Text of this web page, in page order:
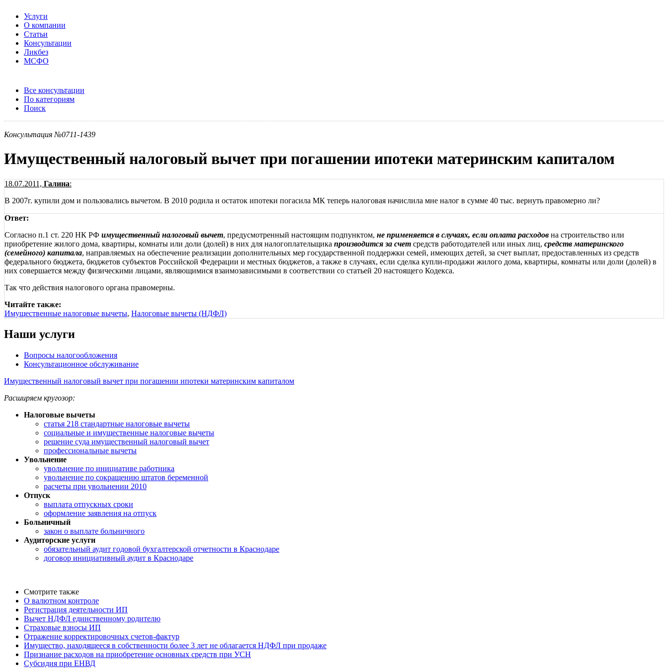
Услуги
О компании
Статьи
Консультации
Ликбез
МСФО
Все консультации
По категориям
Поиск
Консультация №0711-1439
Имущественный налоговый вычет при погашении ипотеки материнским капиталом
18.07.2011, Галина:
В 2007г. купили дом и пользовались вычетом. В 2010 родила и остаток ипотеки погасила МК теперь налоговая начислила мне налог в сумме 40 тыс. вернуть правомерно ли?
Ответ:
Согласно п.1 ст. 220 НК РФ имущественный налоговый вычет, предусмотренный настоящим подпунктом, не применяется в случаях, если оплата расходов на строительство или
приобретение жилого дома, квартиры, комнаты или доли (долей) в них для налогоплательщика производится за счет средств работодателей или иных лиц, средств материнского
(семейного) капитала, направляемых на обеспечение реализации дополнительных мер государственной поддержки семей, имеющих детей, за счет выплат, предоставленных из средств
федерального бюджета, бюджетов субъектов Российской Федерации и местных бюджетов, а также в случаях, если сделка купли-продажи жилого дома, квартиры, комнаты или доли (долей) в
них совершается между физическими лицами, являющимися взаимозависимыми в соответствии со статьей 20 настоящего Кодекса.
Так что действия налогового органа правомерны.
Читайте также:
Имущественные налоговые вычеты, Налоговые вычеты (НДФЛ)
Наши услуги
Вопросы налогообложения
Консультационное обслуживание
Имущественный налоговый вычет при погашении ипотеки материнским капиталом
Расширяем кругозор:
Налоговые вычеты
статья 218 стандартные налоговые вычеты
социальные и имущественные налоговые вычеты
решение суда имущественный налоговый вычет
профессиональные вычеты
Увольнение
увольнение по инициативе работника
увольнение по сокращению штатов беременной
расчеты при увольнении 2010
Отпуск
выплата отпускных сроки
оформление заявления на отпуск
Больничный
закон о выплате больничного
Аудиторские услуги
обязательный аудит годовой бухгалтерской отчетности в Краснодаре
договор инициативный аудит в Краснодаре
Смотрите также
О валютном контроле
Регистрация деятельности ИП
Вычет НДФЛ единственному родителю
Страховые взносы ИП
Отражение корректировочных счетов-фактур
Имущество, находящееся в собственности более 3 лет не облагается НДФЛ при продаже
Признание расходов на приобретение основных средств при УСН
Субсидия при ЕНВД